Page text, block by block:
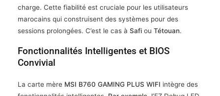
charge. Cette fiabilité est cruciale pour les utilisateurs
marocains qui construisent des systèmes pour des
sessions prolongées. C’est le cas à Safi ou Tétouan.
Fonctionnalités Intelligentes et BIOS
Convivial
La carte mère MSI B760 GAMING PLUS WIFI intègre des